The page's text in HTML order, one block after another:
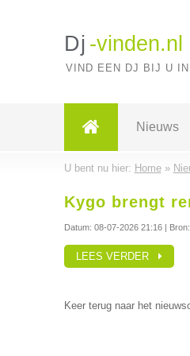
Dj -vinden.nl
VIND EEN DJ BIJ U
Nieuws
U bent nu hier: Home»
Kygo brengt
Datum: 08-07-2026 21:16| Bron:
LEES VERDER
Keer terug naar het